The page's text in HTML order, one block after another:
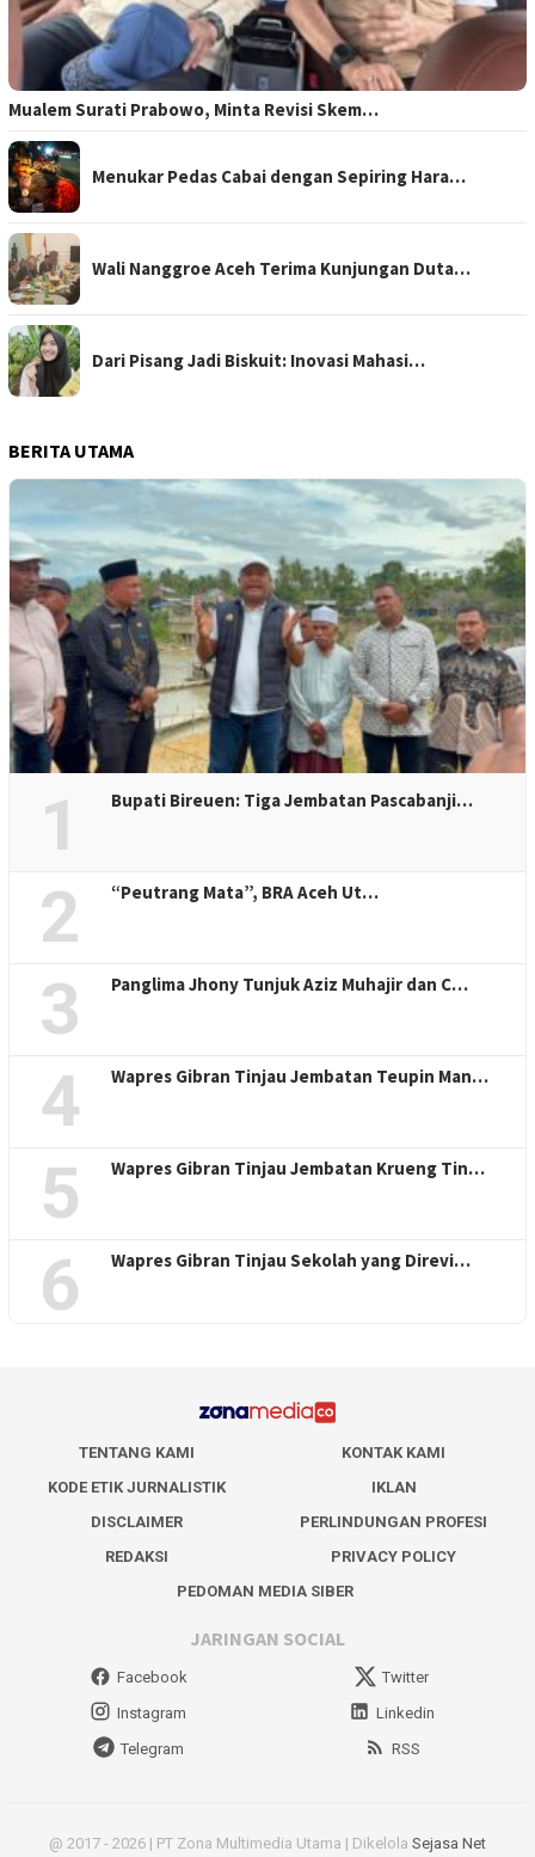
Mualem Surati Prabowo, Minta Revisi Skem…
Menukar Pedas Cabai dengan Sepiring Hara…
Wali Nanggroe Aceh Terima Kunjungan Duta…
Dari Pisang Jadi Biskuit: Inovasi Mahasi…
BERITA UTAMA
1 Bupati Bireuen: Tiga Jembatan Pascabanji…
2 “Peutrang Mata”, BRA Aceh Ut…
3 Panglima Jhony Tunjuk Aziz Muhajir dan C…
4 Wapres Gibran Tinjau Jembatan Teupin Man…
5 Wapres Gibran Tinjau Jembatan Krueng Tin…
6 Wapres Gibran Tinjau Sekolah yang Direvi…
TENTANG KAMI
KONTAK KAMI
KODE ETIK JURNALISTIK
IKLAN
DISCLAIMER
PERLINDUNGAN PROFESI
REDAKSI
PRIVACY POLICY
PEDOMAN MEDIA SIBER
JARINGAN SOCIAL
Facebook
Twitter
Instagram
Linkedin
Telegram
RSS
@ 2017 - 2026 | PT Zona Multimedia Utama | Dikelola Sejasa Net